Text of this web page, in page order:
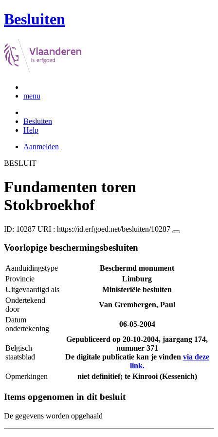
Besluiten
menu
Besluiten
Help
Aanmelden
BESLUIT
Fundamenten toren
Stokbroekhof
ID: 10287 URI : https://id.erfgoed.net/besluiten/10287
Voorlopige beschermingsbesluiten
Aanduidingstype
Beschermd monument
Provincie
Limburg
Uitgevaardigd als
Ministeriële besluiten
Ondertekend
door
Van Grembergen, Paul
Datum
ondertekening
06-05-2004
Belgisch
staatsblad
Gepubliceerd op 20-10-2004, jaargang 174,
nummer 371
De digitale publicatie kan je vinden via deze
link.
Opmerkingen
niet definitief; te Kinrooi (Kessenich)
Items opgenomen in dit besluit
De gegevens worden opgehaald